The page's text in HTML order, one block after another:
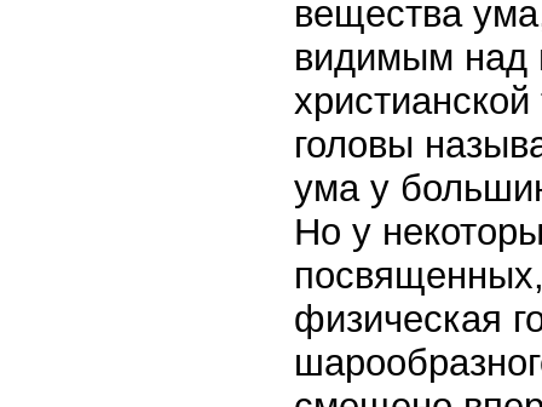
вещества
видимым над
головы
ума у
Но у
физическая